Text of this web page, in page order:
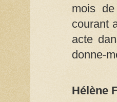
mois
courant
acte
donne-
Hélène